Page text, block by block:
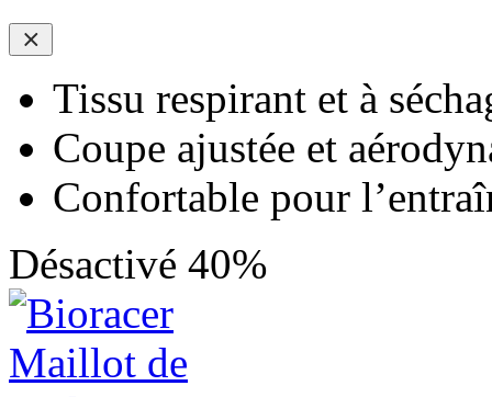
Tissu respirant et à
Coupe ajustée et
Confortable pour
Désactivé 40%